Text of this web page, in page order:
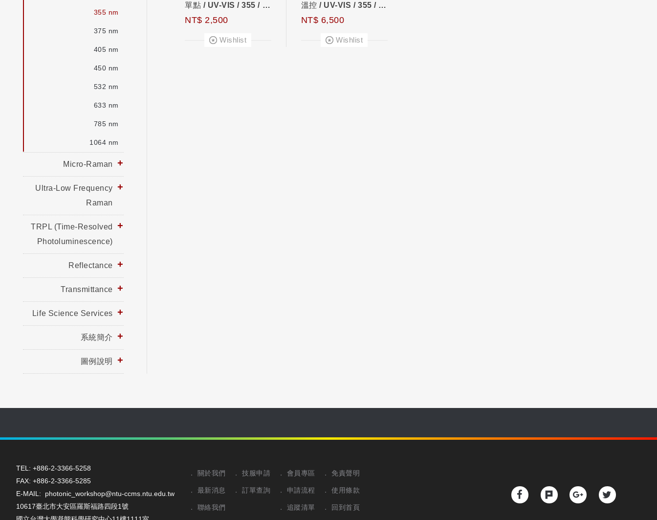
355 nm
375 nm
405 nm
450 nm
532 nm
633 nm
785 nm
1064 nm
Micro-Raman
Ultra-Low Frequency
Raman
TRPL (Time-Resolved
Photoluminescence)
Reflectance
Transmittance
Life Science Services
系統簡介
圖例說明
單點 / UV-VIS / 355 / 螢光
NT$ 2,500
Wishlist
溫控 / UV-VIS / 355 / 螢光
NT$ 6,500
Wishlist
TEL: +886-2-3366-5258
FAX: +886-2-3366-5285
E-MAIL: photonic_workshop@ntu-ccms.ntu.edu.tw
10617臺北市大安區羅斯福路四段1號
關於我們
最新消息
聯絡我們
技服申請
訂單查詢
會員專區
申請流程
追蹤清單
免責聲明
使用條款
回到首頁